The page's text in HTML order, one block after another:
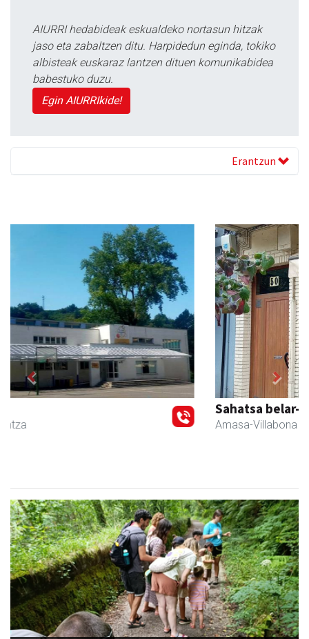
AIURRI hedabideak eskualdeko nortasun hitzak
jaso eta zabaltzen ditu. Harpidedun eginda, tokiko
albisteak euskaraz lantzen dituen komunikabidea
babestuko duzu.
Egin AIURRIkide!
Erantzun
Sahatsa belar-denda eta dietetika zentrua
Amasa-Villabona
Previous Next